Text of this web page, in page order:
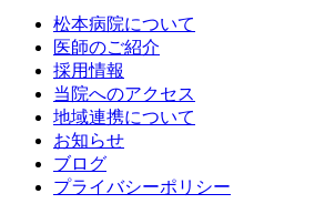
松本病院について
医師のご紹介
採用情報
当院へのアクセス
地域連携について
お知らせ
ブログ
プライバシーポリシー